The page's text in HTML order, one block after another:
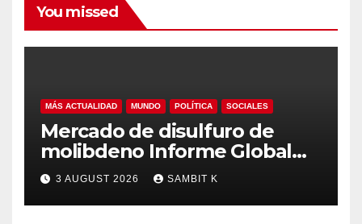
You missed
MÁS ACTUALIDAD MUNDO POLÍTICA SOCIALES
Mercado de disulfuro de
molibdeno Informe Global
del Mercado, Pronóstico y
Análisis de la Industria hasta
2035
3 AUGUST 2026 SAMBIT K